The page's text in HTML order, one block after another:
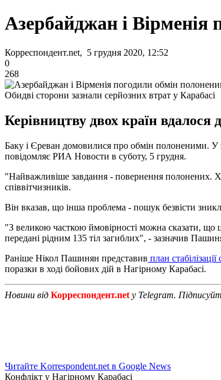
Азербайджан і Вірменія
Корреспондент.net, 5 грудня 2020, 12:52
0
268
Обидві сторони зазнали серйозних втрат у Карабасі
Керівництву двох країн
Баку і Єреван домовилися про обмін полоненими. У
повідомляє РИА Новости в суботу, 5 грудня.
"Найважливіше завдання - повернення полонених.
співвітчизників.
Він вказав, що інша проблема - пошук безвісти
"З великою часткою ймовірності можна сказати, що
передані рідним 135 тіл загиблих", - зазначив
Раніше Нікол Пашинян представив план
поразки в ході бойових дій в Нагірному Карабасі.
Новини від Корреспондент.net у Telegram.
Читайте Korrespondent.net в Google News
Конфлікт у Нагірному Карабасі